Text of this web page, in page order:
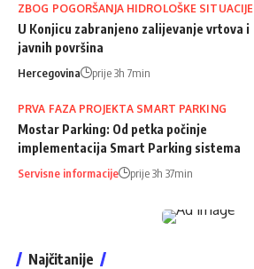
ZBOG POGORŠANJA HIDROLOŠKE SITUACIJE
U Konjicu zabranjeno zalijevanje vrtova i
javnih površina
Hercegovina prije 3h 7min
PRVA FAZA PROJEKTA SMART PARKING
Mostar Parking: Od petka počinje
implementacija Smart Parking sistema
Servisne informacije prije 3h 37min
Najčitanije